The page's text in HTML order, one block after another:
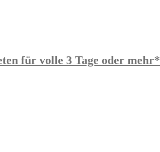
für volle 3 Tage oder mehr*